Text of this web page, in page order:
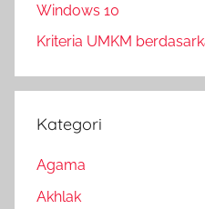
Windows 10
Kriteria UMKM
Kategori
Agama
Akhlak